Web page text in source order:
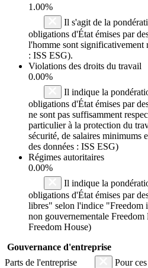
1.00%
Il s'agit de la
obligations d'État émises par
l'homme sont significativement
: ISS ESG).
Violations des droits du travail
0.00%
Il indique la
obligations d'État émises par
ne sont pas suffisamment
particulier à la protection du
sécurité, de salaires minimums
des données : ISS ESG)
Régimes autoritaires
0.00%
Il indique la
obligations d'État émises par
libres" selon l'indice "Freedom
non gouvernementale Freedom
Freedom House)
Gouvernance d'entreprise
Parts de l'entreprise
Pour